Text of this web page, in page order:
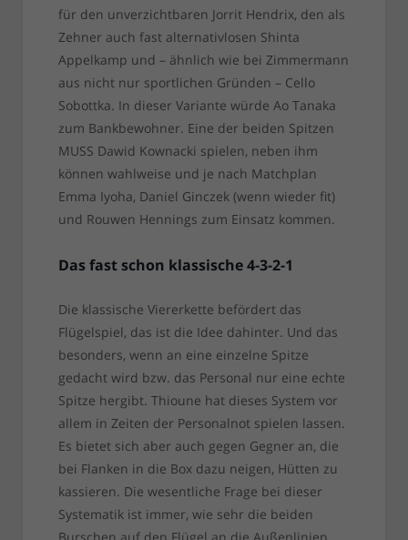
für den unverzichtbaren Jorrit Hendrix, den als
Zehner auch fast alternativlosen Shinta
Appelkamp und – ähnlich wie bei Zimmermann
aus nicht nur sportlichen Gründen – Cello
Sobottka. In dieser Variante würde Ao Tanaka
zum Bankbewohner. Eine der beiden Spitzen
MUSS Dawid Kownacki spielen, neben ihm
können wahlweise und je nach Matchplan
Emma Iyoha, Daniel Ginczek (wenn wieder fit)
und Rouwen Hennings zum Einsatz kommen.
Das fast schon klassische 4-3-2-1
Die klassische Viererkette befördert das
Flügelspiel, das ist die Idee dahinter. Und das
besonders, wenn an eine einzelne Spitze
gedacht wird bzw. das Personal nur eine echte
Spitze hergibt. Thioune hat dieses System vor
allem in Zeiten der Personalnot spielen lassen.
Es bietet sich aber auch gegen Gegner an, die
bei Flanken in die Box dazu neigen, Hütten zu
kassieren. Die wesentliche Frage bei dieser
Systematik ist immer, wie sehr die beiden
Burschen auf den Flügel an die Außenlinien